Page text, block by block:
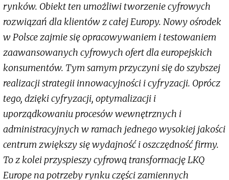
rynków. Obiekt ten umożliwi tworzenie cyfrowych
rozwiązań dla klientów z całej Europy. Nowy ośrodek
w Polsce zajmie się opracowywaniem i testowaniem
zaawansowanych cyfrowych ofert dla europejskich
konsumentów. Tym samym przyczyni się do szybszej
realizacji strategii innowacyjności i cyfryzacji. Oprócz
tego, dzięki cyfryzacji, optymalizacji i
uporządkowaniu procesów wewnętrznych i
administracyjnych w ramach jednego wysokiej jakości
centrum zwiększy się wydajność i oszczędność firmy.
To z kolei przyspieszy cyfrową transformację LKQ
Europe na potrzeby rynku części zamiennych